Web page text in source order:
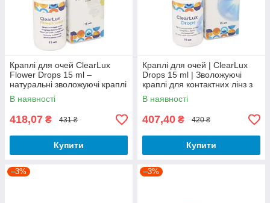
Краплі для очей ClearLux
Flower Drops 15 ml –
натуральні зволожуючі краплі
з екстрактами трав
В наявності
418,07 ₴ 431 ₴
Купити
Краплі для очей | ClearLux
Drops 15 ml | Зволожуючі
краплі для контактних лінз з
гіалуронатом натрію
В наявності
407,40 ₴ 420 ₴
Купити
–3% –3%